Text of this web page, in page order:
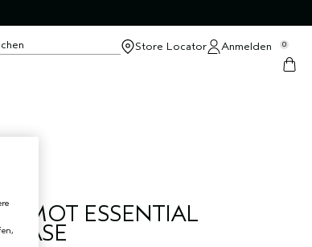
Store Locator Anmelden 0
ESSENTIAL
BASE